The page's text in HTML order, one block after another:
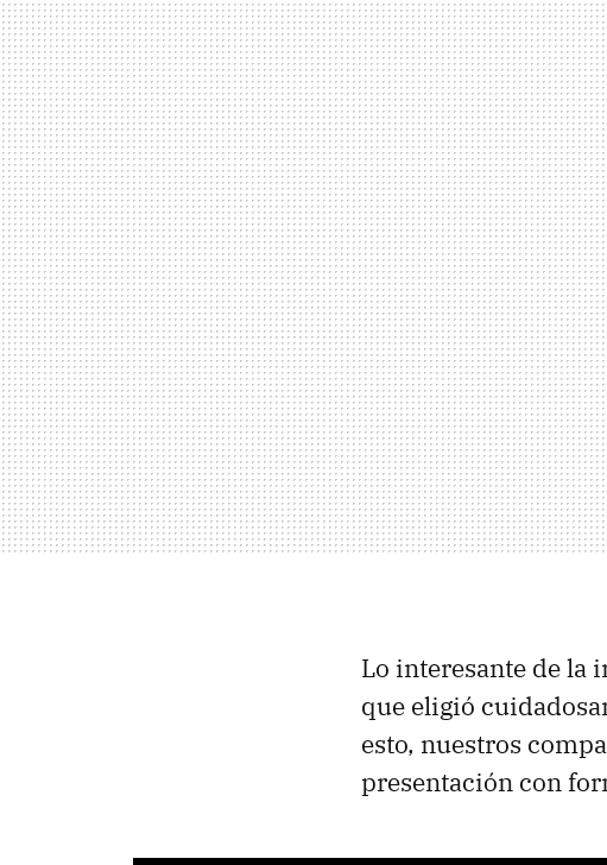
Lo interesante de la
que eligió
esto, nuestros
presentación con